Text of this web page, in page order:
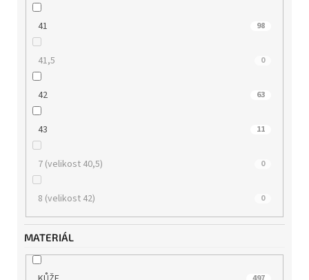
41 98
41,5 0
42 63
43 11
7 (velikost 40,5) 0
8 (velikost 42) 0
MATERIÁL